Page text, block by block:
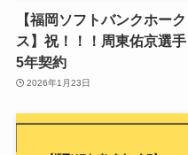
【福岡ソフトバンクホーク
ス】祝！！！周東佑京選手
5年契約
2026年1月23日